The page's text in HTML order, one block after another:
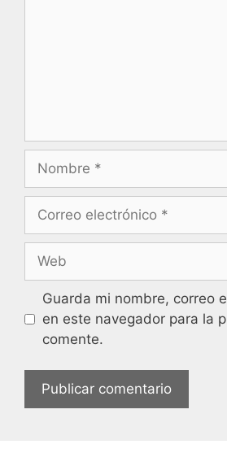
Guarda mi nombre, correo
en este navegador para la
comente.